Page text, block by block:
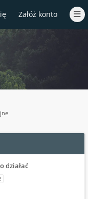
Załóż konto
działać